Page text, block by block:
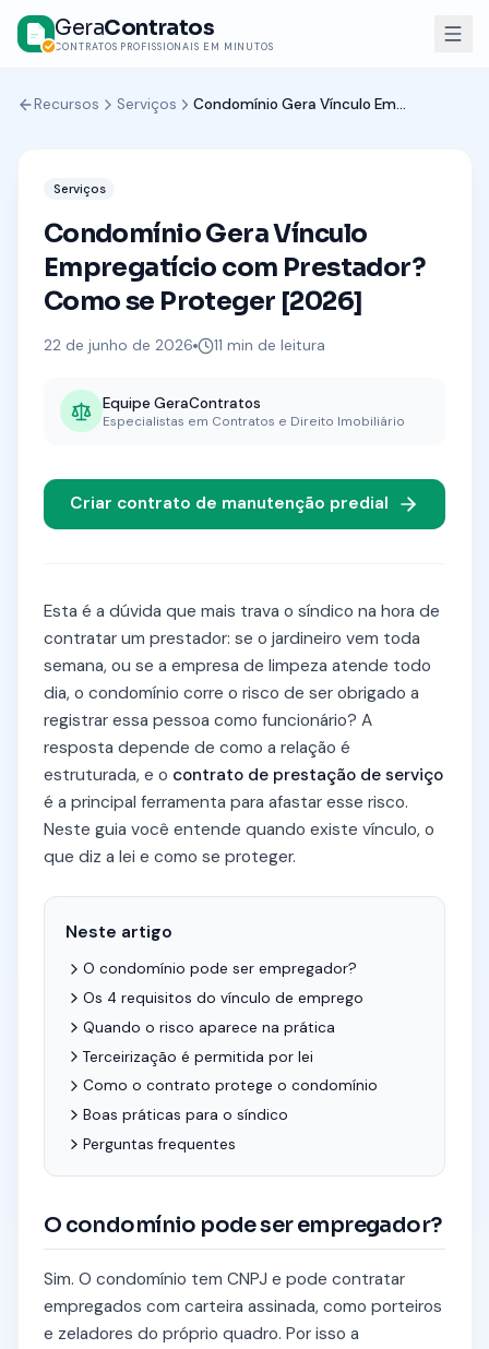
GeraContratos
CONTRATOS PROFISSIONAIS EM MINUTOS
Recursos Serviços Condomínio Gera Vínculo Empregatício com Prestador? Como se Proteger [2026]
Serviços
Condomínio Gera Vínculo
Empregatício com Prestador?
Como se Proteger [2026]
22 de junho de 2026 11 min de leitura
Equipe GeraContratos
Especialistas em Contratos e Direito Imobiliário
Criar contrato de manutenção predial
Esta é a dúvida que mais trava o síndico na hora de
contratar um prestador: se o jardineiro vem toda
semana, ou se a empresa de limpeza atende todo
dia, o condomínio corre o risco de ser obrigado a
registrar essa pessoa como funcionário? A
resposta depende de como a relação é
estruturada, e o contrato de prestação de serviço
é a principal ferramenta para afastar esse risco.
Neste guia você entende quando existe vínculo, o
que diz a lei e como se proteger.
Neste artigo
O condomínio pode ser empregador?
Os 4 requisitos do vínculo de emprego
Quando o risco aparece na prática
Terceirização é permitida por lei
Como o contrato protege o condomínio
Boas práticas para o síndico
Perguntas frequentes
O condomínio pode ser empregador?
Sim. O condomínio tem CNPJ e pode contratar
empregados com carteira assinada, como porteiros
e zeladores do próprio quadro. Por isso a